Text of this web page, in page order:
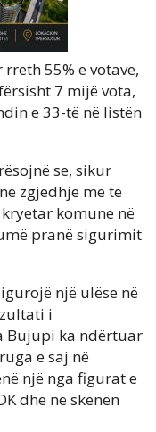
55% e votave,
7 mijë vota,
e 33-të në listën
se, sikur
zgjedhje me të
komune në
pranë sigurimit
një ulëse në
i
Bujupi ka ndërtuar
e saj në
një nga figurat e
dhe në skenën